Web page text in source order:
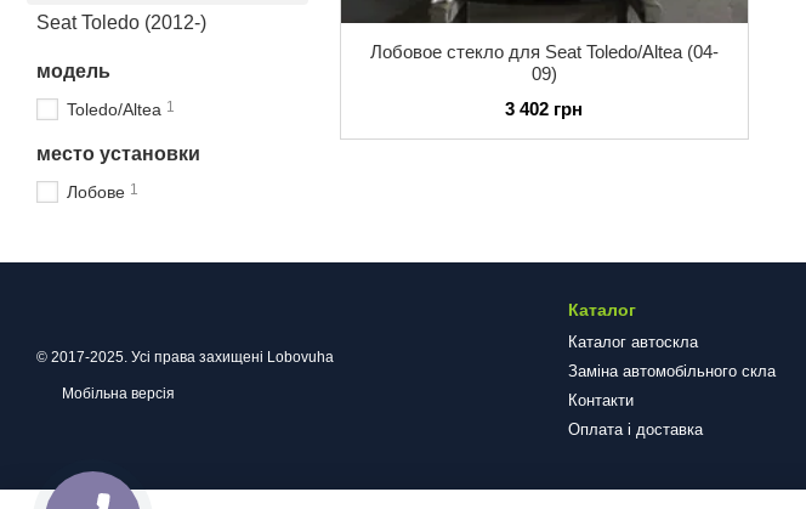
Лобовое стекло для Seat Toledo/Altea (04-
09)
3 402 грн
Seat Toledo (2012-)
модель
Toledo/Altea 1
место установки
Лобове 1
© 2017-2025. Усі права захищені Lobovuha
Мобільна версія
Каталог
Каталог автоскла
Заміна автомобільного скла
Контакти
Оплата і доставка